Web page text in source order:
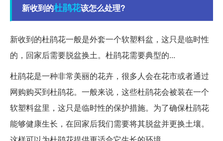
新收到的杜鹃花该怎么处理?
新收到的杜鹃花一般是外套一个软塑料盆，这只是临时性
的，回家后需要脱盆换土。杜鹃花需要典型的...
杜鹃花是一种非常美丽的花卉，很多人会在花市或者通过
网购购买到杜鹃花。一般来说，这些杜鹃花会被装在一个
软塑料盆里，这只是临时性的保护措施。为了确保杜鹃花
能够健康生长，在回家后我们需要将其脱盆并更换土壤。